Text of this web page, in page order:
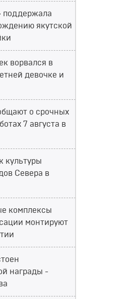
поддержала
якутской
ворвался в
девочке и
о срочных
7 августа в
культуры
Севера в
комплексы
монтируют
награды -